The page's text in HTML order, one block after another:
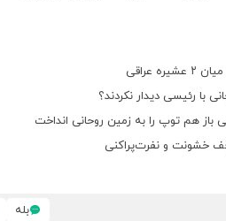
عراقی
با رئیسی دیدار نکردند؟
باز هم توپ را به زمین روحانی انداخت
خشونت و نفرت‌پراکنی
بله